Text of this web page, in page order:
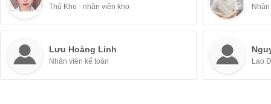
Thủ Kho - nhân viên kho
Lưu Hoàng Linh
Nhân viên kế toán Lao